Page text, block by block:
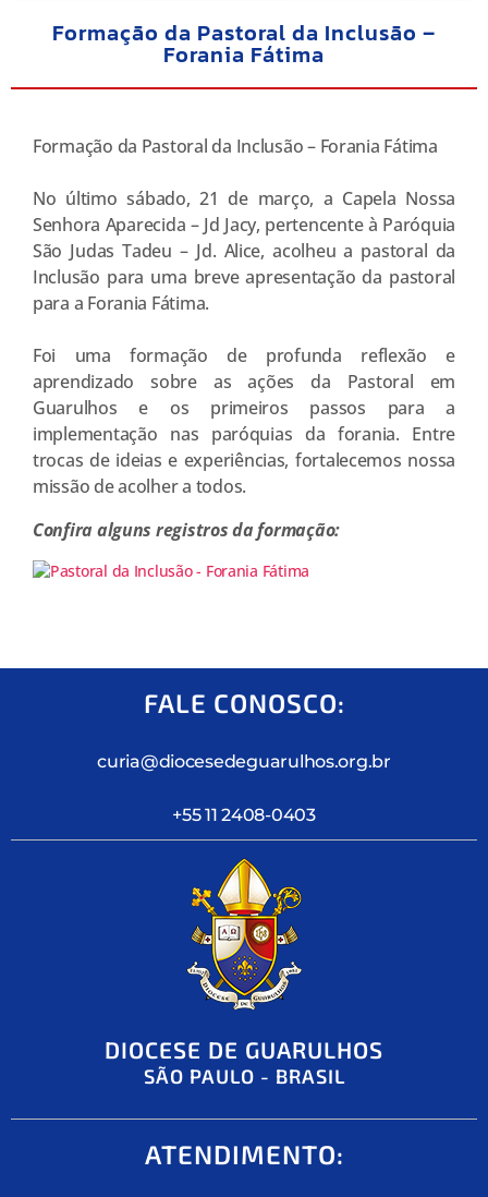
Formação da Pastoral da Inclusão –
Forania Fátima
Formação da Pastoral da Inclusão – Forania Fátima
No último sábado, 21 de março, a Capela Nossa
Senhora Aparecida – Jd Jacy, pertencente à Paróquia
São Judas Tadeu – Jd. Alice, acolheu a pastoral da
Inclusão para uma breve apresentação da pastoral
para a Forania Fátima.
Foi uma formação de profunda reflexão e
aprendizado sobre as ações da Pastoral em
Guarulhos e os primeiros passos para a
implementação nas paróquias da forania. Entre
trocas de ideias e experiências, fortalecemos nossa
missão de acolher a todos.
Confira alguns registros da formação:
FALE CONOSCO:
curia@diocesedeguarulhos.org.br
+55 11 2408-0403
DIOCESE DE GUARULHOS
SÃO PAULO - BRASIL
ATENDIMENTO: